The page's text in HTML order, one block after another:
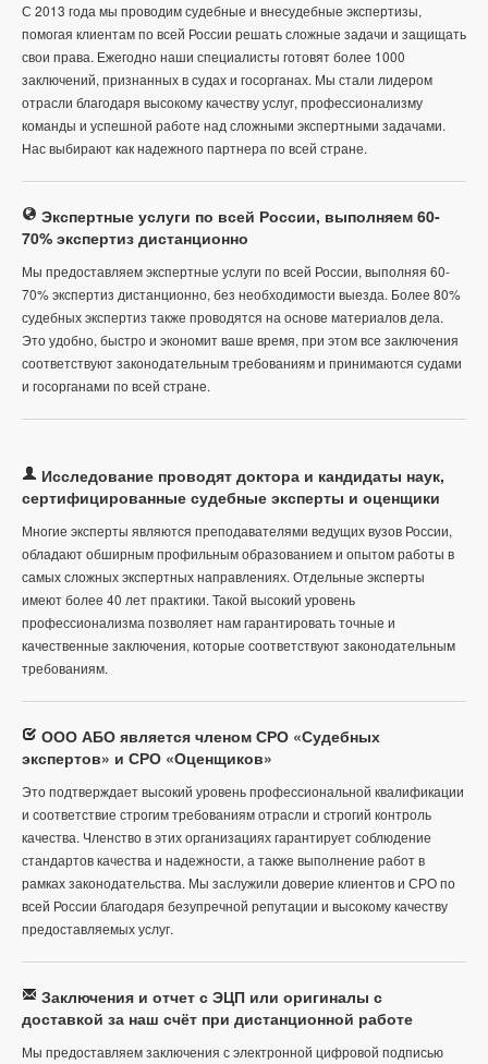
С 2013 года мы проводим судебные и внесудебные экспертизы,
помогая клиентам по всей России решать сложные задачи и защищать
свои права. Ежегодно наши специалисты готовят более 1000
заключений, признанных в судах и госорганах. Мы стали лидером
отрасли благодаря высокому качеству услуг, профессионализму
команды и успешной работе над сложными экспертными задачами.
Нас выбирают как надежного партнера по всей стране.
Экспертные услуги по всей России, выполняем 60-
70% экспертиз дистанционно
Мы предоставляем экспертные услуги по всей России, выполняя 60-
70% экспертиз дистанционно, без необходимости выезда. Более 80%
судебных экспертиз также проводятся на основе материалов дела.
Это удобно, быстро и экономит ваше время, при этом все заключения
соответствуют законодательным требованиям и принимаются судами
и госорганами по всей стране.
Исследование проводят доктора и кандидаты наук,
сертифицированные судебные эксперты и оценщики
Многие эксперты являются преподавателями ведущих вузов России,
обладают обширным профильным образованием и опытом работы в
самых сложных экспертных направлениях. Отдельные эксперты
имеют более 40 лет практики. Такой высокий уровень
профессионализма позволяет нам гарантировать точные и
качественные заключения, которые соответствуют законодательным
требованиям.
ООО АБО является членом СРО «Судебных
экспертов» и СРО «Оценщиков»
Это подтверждает высокий уровень профессиональной квалификации
и соответствие строгим требованиям отрасли и строгий контроль
качества. Членство в этих организациях гарантирует соблюдение
стандартов качества и надежности, а также выполнение работ в
рамках законодательства. Мы заслужили доверие клиентов и СРО по
всей России благодаря безупречной репутации и высокому качеству
предоставляемых услуг.
Заключения и отчет с ЭЦП или оригиналы с
доставкой за наш счёт при дистанционной работе
Мы предоставляем заключения с электронной цифровой подписью